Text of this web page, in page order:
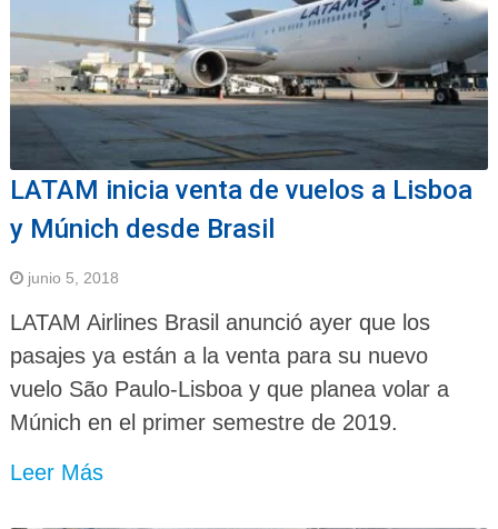
LATAM inicia venta de vuelos a Lisboa
y Múnich desde Brasil
junio 5, 2018
LATAM Airlines Brasil anunció ayer que los
pasajes ya están a la venta para su nuevo
vuelo São Paulo-Lisboa y que planea volar a
Múnich en el primer semestre de 2019.
Leer Más